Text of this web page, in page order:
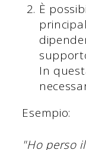
È
In
Esempio:
"Ho perso